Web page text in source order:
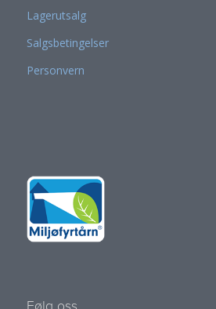
Lagerutsalg
Salgsbetingelser
Personvern